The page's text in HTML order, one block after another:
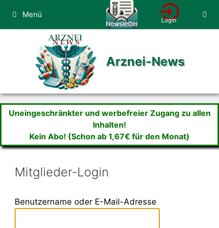
Inhalt
springen
Menü
Arznei-News
Uneingeschränkter und werbefreier Zugang zu allen
Inhalten!
Kein Abo! (Schon ab 1,67€ für den Monat)
Mitglieder-Login
Benutzername oder E-Mail-Adresse